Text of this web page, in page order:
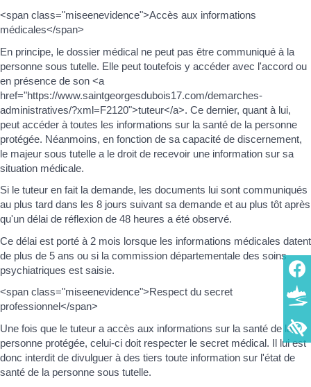
<span class="miseenevidence">Accès aux informations
médicales</span>
En principe, le dossier médical ne peut pas être communiqué à la
personne sous tutelle. Elle peut toutefois y accéder avec l'accord ou
en présence de son <a
href="https://www.saintgeorgesdubois17.com/demarches-
administratives/?xml=F2120">tuteur</a>. Ce dernier, quant à lui,
peut accéder à toutes les informations sur la santé de la personne
protégée. Néanmoins, en fonction de sa capacité de discernement,
le majeur sous tutelle a le droit de recevoir une information sur sa
situation médicale.
Si le tuteur en fait la demande, les documents lui sont communiqués
au plus tard dans les 8 jours suivant sa demande et au plus tôt après
qu'un délai de réflexion de 48 heures a été observé.
Ce délai est porté à 2 mois lorsque les informations médicales datent
de plus de 5 ans ou si la commission départementale des soins
psychiatriques est saisie.
<span class="miseenevidence">Respect du secret
professionnel</span>
Une fois que le tuteur a accès aux informations sur la santé de la
personne protégée, celui-ci doit respecter le secret médical. Il lui est
donc interdit de divulguer à des tiers toute information sur l'état de
santé de la personne sous tutelle.